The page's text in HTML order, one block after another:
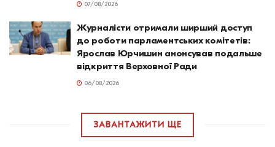
07/08/2026
Журналісти отримали ширший доступ
до роботи парламентських комітетів:
Ярослав Юрчишин анонсував подальше
відкриття Верховної Ради
06/08/2026
ЗАВАНТАЖИТИ ЩЕ